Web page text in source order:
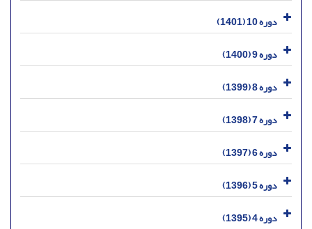
دوره 10 (1401)
دوره 9 (1400)
دوره 8 (1399)
دوره 7 (1398)
دوره 6 (1397)
دوره 5 (1396)
دوره 4 (1395)